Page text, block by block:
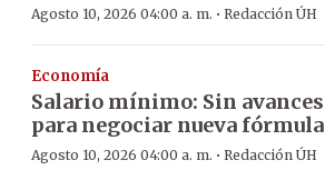
Agosto 10, 2026 04:00 a. m. · Redacción ÚH
Economía
Salario mínimo: Sin avances
para negociar nueva fórmula
Agosto 10, 2026 04:00 a. m. · Redacción ÚH